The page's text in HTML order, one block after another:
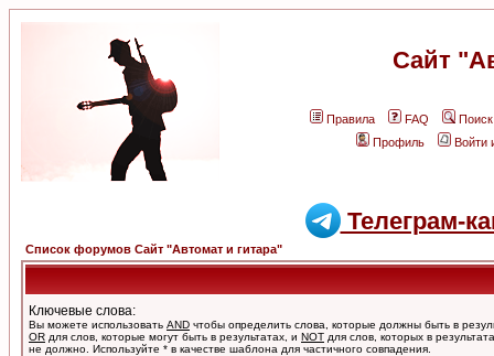
Сайт
Правила FAQ
Поиск
Профиль
Войти
Телеграм-
Список форумов Сайт "Автомат и гитара"
Ключевые слова:
Вы можете использовать AND чтобы определить слова, которые должны быть в
OR для слов, которые могут быть в результатах, и NOT для слов, которых в
не должно. Используйте * в качестве шаблона для частичного совпадения.